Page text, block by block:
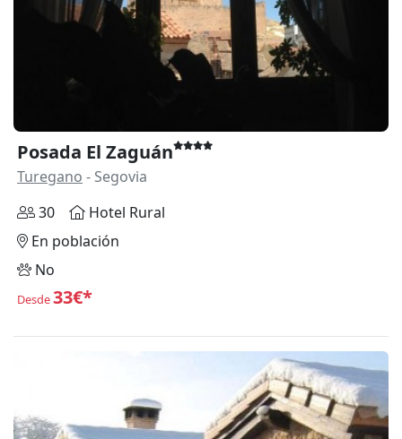
Posada El Zaguán
Turegano - Segovia
30
Hotel Rural
En población
No
Desde33€*